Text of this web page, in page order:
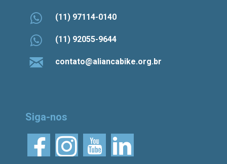
(11) 97114-0140
(11) 92055-9644
contato@aliancabike.org.br
Siga-nos